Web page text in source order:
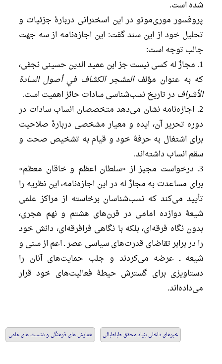
شده است.
پروفسور موری‌موتو در این اسخنرانی دربارۀ جزئیات و
تحلیل خود از این سند گفت: این اجازه‌نامه از سه جهت
جالب توجه است:
1. مجازٌ له کسی نیست جز ابن عمید الدین حسینی نجفی،
که به عنوان مؤلفالمشجر الکشاف في أصول السادة
الأشراف در تاریخ نسب‌شناسی سادات حائز اهمیت است.
2. اجازه‌نامه نشان می‌‌دهد متخصصان انساب سادات در
دوره تحریر آن، ایده‌ و معیار مشخصی دربارۀ صلاحیت
برای اشتغال به حرفۀ خود و قیام به تشخیص صحت و
سقم انساب داشته‌اند.
3. درخواست مجیز از «سلطان اعظم و خاقان معظم»
برای مساعدت به مجازٌ له در این اجازه‌نامه، این نظریه را
تأیید می‌کند که نسب‌شناسان برخاسته از مراکز علمی
شیعۀ دوازده امامی در قرن‌های هشتم و نهم هجری،
بدون نگاه فرقه‌ای، بلکه با نگاهی فرافرقه‌ای، دانش خود
را در برابر تقاضای قدرت‌های سیاسی عصر ـ اعم از سنی و
شیعه ـ عرضه می‌کردند و جلب حمایت‌های آنان را
دستاویزی برای گسترش حیطۀ فعالیت‌های خود قرار
می‌داده‌اند.
خبرهای داخلی بنیاد محقق طباطبائی همایش های فرهنگی و نشست های علمی